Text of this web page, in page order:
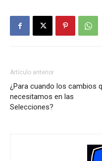
Artículo anterior
¿Para cuando los cambios
necesitamos en las
Selecciones?